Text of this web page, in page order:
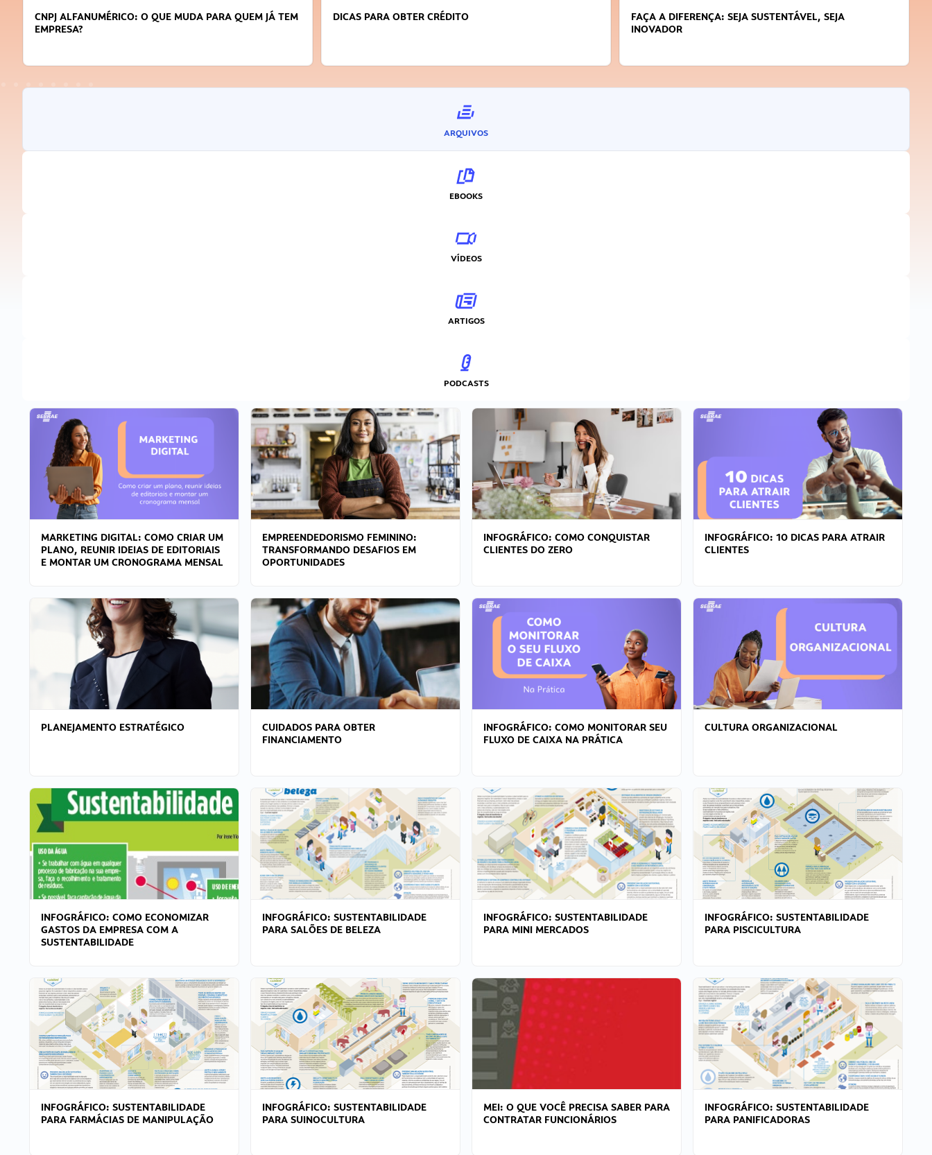
DICAS PARA OBTER CRÉDITO
FAÇA A DIFERENÇA: SEJA SUSTENTÁVEL, SEJA
APRENDA A GERENCIAR O SEU TEMPO
ARQUIVOS
EBOOKS
VÍDEOS
ARTIGOS
PODCASTS
MARKETING DIGITAL: COMO CRIAR UM
PLANO, REUNIR IDEIAS DE EDITORIAIS
E MONTAR UM CRONOGRAMA MENSAL
EMPREENDEDORISMO FEMININO:
TRANSFORMANDO DESAFIOS EM
OPORTUNIDADES
INFOGRÁFICO: COMO CONQUISTAR
CLIENTES DO ZERO
INFOGRÁFICO: 10 DICAS PARA ATRAIR
CLIENTES
PLANEJAMENTO ESTRATÉGICO
CUIDADOS PARA OBTER
FINANCIAMENTO
INFOGRÁFICO: COMO MONITORAR SEU
FLUXO DE CAIXA NA PRÁTICA
CULTURA ORGANIZACIONAL
INFOGRÁFICO: COMO ECONOMIZAR
GASTOS DA EMPRESA COM A
SUSTENTABILIDADE
INFOGRÁFICO: SUSTENTABILIDADE
PARA SALÕES DE BELEZA
INFOGRÁFICO: SUSTENTABILIDADE
PARA MINI MERCADOS
INFOGRÁFICO: SUSTENTABILIDADE
PARA PISCICULTURA
INFOGRÁFICO: SUSTENTABILIDADE
PARA FARMÁCIAS DE MANIPULAÇÃO
INFOGRÁFICO: SUSTENTABILIDADE
PARA SUINOCULTURA
MEI: O QUE VOCÊ PRECISA SABER PARA
CONTRATAR FUNCIONÁRIOS
INFOGRÁFICO: SUSTENTABILIDADE
PARA PANIFICADORAS